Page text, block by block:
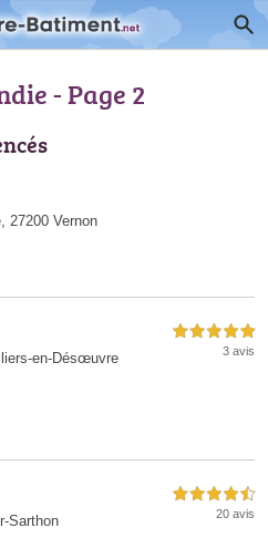
- Page 2
27200 Vernon
en-Désœuvre
5,0 étoiles sur 5
3 avis
Sarthon
4,5 étoiles sur 5
20 avis